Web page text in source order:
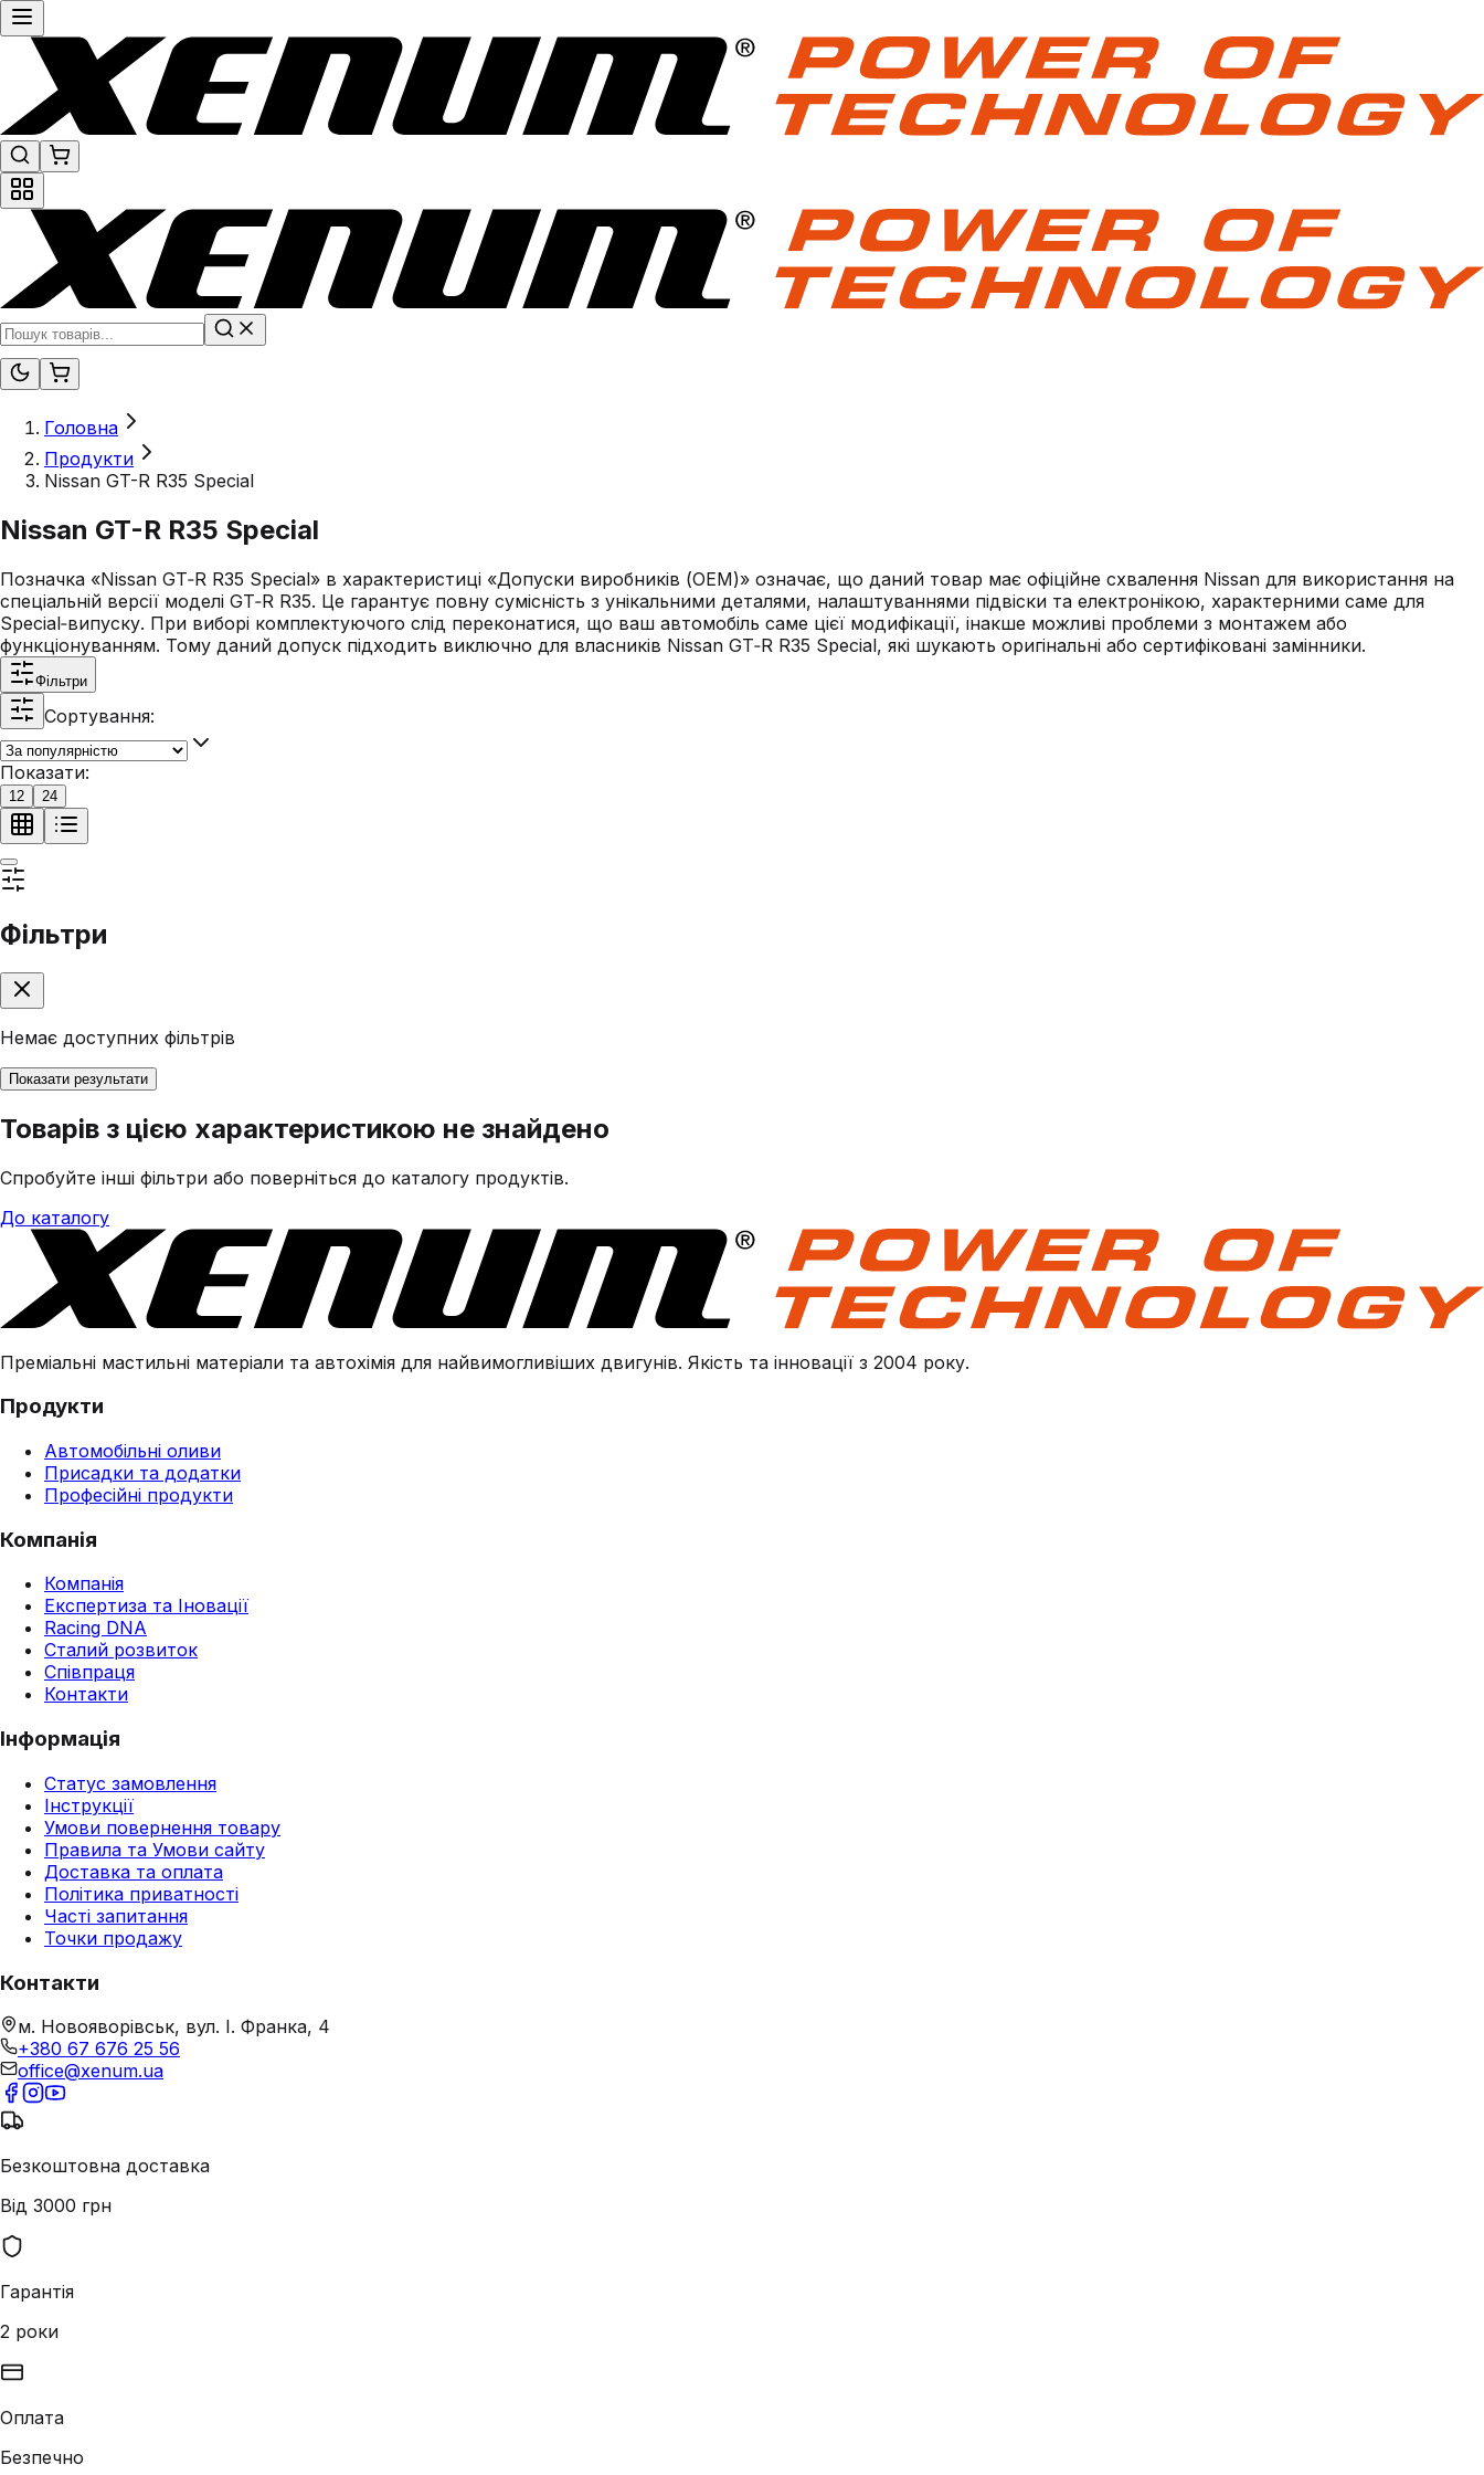
Головна
Продукти
Nissan GT-R R35 Special
Nissan GT-R R35 Special
Позначка «Nissan GT‑R R35 Special» в характеристиці «Допуски виробників (ОЕМ)» означає, що даний товар має офіційне схвалення Nissan для використання на
спеціальній версії моделі GT‑R R35. Це гарантує повну сумісність з унікальними деталями, налаштуваннями підвіски та електронікою, характерними саме для
Special‑випуску. При виборі комплектуючого слід переконатися, що ваш автомобіль саме цієї модифікації, інакше можливі проблеми з монтажем або
функціонуванням. Тому даний допуск підходить виключно для власників Nissan GT‑R R35 Special, які шукають оригінальні або сертифіковані замінники.
Фільтри
Сортування:
Показати:
12 24
Фільтри
Немає доступних фільтрів
Показати результати
Товарів з цією характеристикою не знайдено
Спробуйте інші фільтри або поверніться до каталогу продуктів.
До каталогу
Преміальні мастильні матеріали та автохімія для найвимогливіших двигунів. Якість та інновації з 2004 року.
Продукти
Автомобільні оливи
Присадки та додатки
Професійні продукти
Компанія
Компанія
Експертиза та Іновації
Racing DNA
Сталий розвиток
Співпраця
Контакти
Інформація
Статус замовлення
Інструкції
Умови повернення товару
Правила та Умови сайту
Доставка та оплата
Політика приватності
Часті запитання
Точки продажу
Контакти
м. Новояворівськ, вул. І. Франка, 4
+380 67 676 25 56
office@xenum.ua
Безкоштовна доставка
Від 3000 грн
Гарантія
2 роки
Оплата
Безпечно